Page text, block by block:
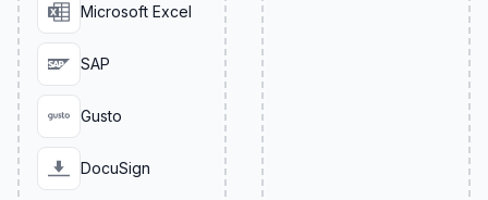
Microsoft Excel
SAP
Gusto
DocuSign